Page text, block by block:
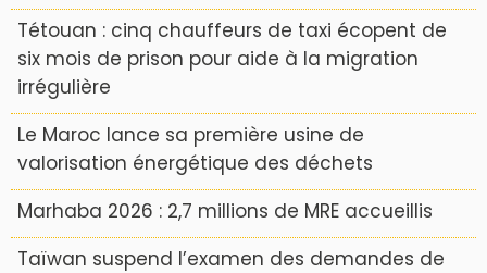
Tétouan : cinq chauffeurs de taxi écopent de
six mois de prison pour aide à la migration
irrégulière
Le Maroc lance sa première usine de
valorisation énergétique des déchets
Marhaba 2026 : 2,7 millions de MRE accueillis
Taïwan suspend l’examen des demandes de